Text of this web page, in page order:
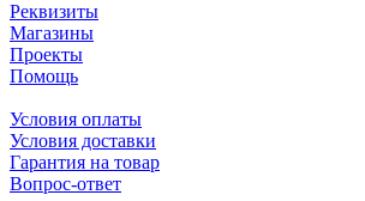
Реквизиты
Магазины
Проекты
Помощь
Условия оплаты
Условия доставки
Гарантия на товар
Вопрос-ответ